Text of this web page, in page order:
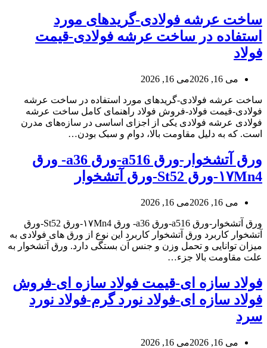
ساخت عرشه فولادی-گریدهای مورد
استفاده در ساخت عرشه فولادی-قیمت
فولاد
می 16, 2026 می 16, 2026
ساخت عرشه فولادی-گریدهای مورد استفاده در ساخت عرشه
فولادی-قیمت فولاد-فروش فولاد راهنمای کامل ساخت عرشه
فولادی عرشه فولادی یکی از اجزای اساسی در سازه‌های مدرن
است. که به دلیل مقاومت بالا، دوام و سبک بودن…
ورق آتشخوار-ورق a516-ورق a36- ورق
۱۷Mn4-ورق St52-ورق آتشخوار
می 16, 2026 می 16, 2026
ورق آتشخوار-ورق a516-ورق a36- ورق ۱۷Mn4-ورق St52-ورق
آتشخوار کاربرد ورق آتشخوار کاربرد این نوع از ورق های فولادی به
میزان توانایی و تحمل وزن و جنس آن بستگی دارد. ورق آتشخوار به
علت مقاومت بالا جزء…
فولاد سازه ای-قیمت فولاد سازه ای-فروش
فولاد سازه ای-فولاد نورد گرم-فولاد نورد
سرد
می 16, 2026 می 16, 2026